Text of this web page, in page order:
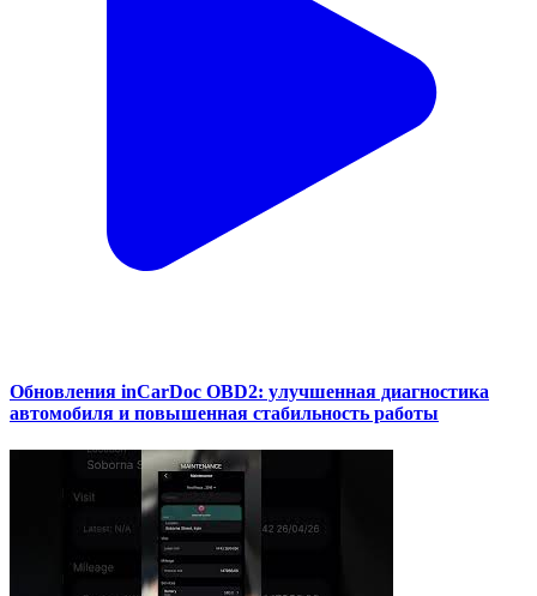
Обновления inCarDoc OBD2: улучшенная диагностика
автомобиля и повышенная стабильность работы